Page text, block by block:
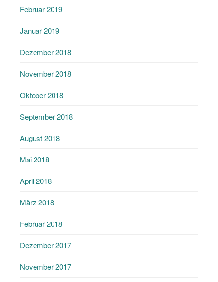
Februar 2019
Januar 2019
Dezember 2018
November 2018
Oktober 2018
September 2018
August 2018
Mai 2018
April 2018
März 2018
Februar 2018
Dezember 2017
November 2017